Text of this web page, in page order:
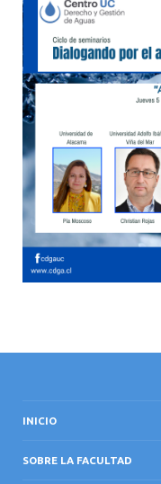
INICIO
SOBRE LA FACULTAD